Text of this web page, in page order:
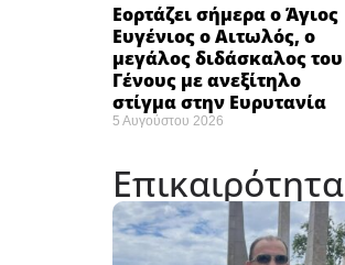
Εορτάζει σήμερα ο Άγιος
Ευγένιος ο Αιτωλός, ο
μεγάλος διδάσκαλος του
Γένους με ανεξίτηλο
στίγμα στην Ευρυτανία
5 Αυγούστου 2026
Επικαιρότητα